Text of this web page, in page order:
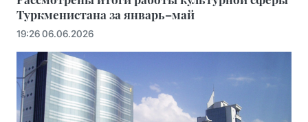
Туркменистана за январь–май
19:26 06.06.2026